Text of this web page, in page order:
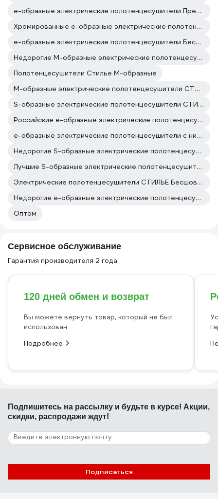
е-образные электрические полотенцесушители Премиум
Хромированные е-образные электрические полотенцесушители
е-образные электрические полотенцесушители Бесшовный
Недорогие М-образные электрические полотенцесушители
Полотенцесушители Стилье М-образные
М-образные электрические полотенцесушители СТИЛЬЕ
S-образные электрические полотенцесушители СТИЛЬЕ
Российские е-образные электрические полотенцесушители
е-образные электрические полотенцесушители с нижним подключением
Недорогие S-образные электрические полотенцесушители
Лучшие S-образные электрические полотенцесушители
Электрические полотенцесушители СТИЛЬЕ Бесшовный
Недорогие е-образные электрические полотенцесушители
Оптом
Сервисное обслуживание
Гарантия производителя 2 года
120 дней обмен и возврат
Вы можете вернуть товар, который не был
использован
Подробнее
Подпишитесь на рассылку и будьте в курсе! Акции,
скидки, распродажи ждут!
Подписаться